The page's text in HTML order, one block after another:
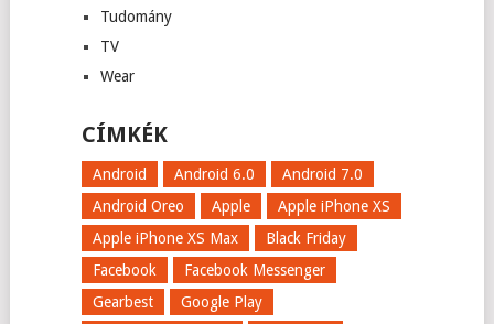
Tudomány
TV
Wear
CÍMKÉK
Android Android 6.0
Android 7.0
Android Oreo
Apple
Apple iPhone XS
Apple iPhone XS Max
Black Friday
Facebook
Facebook Messenger
Gearbest
Google Play